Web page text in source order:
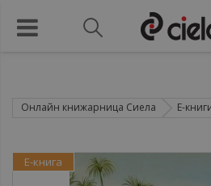
Онлайн книжарница Сиела Е-
Е-книга